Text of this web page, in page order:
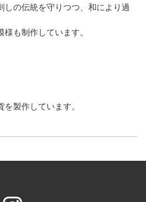
の伝統を守りつつ、和により過
も制作しています。
製作しています。